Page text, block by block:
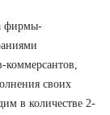
фирмы-
своих
в количестве 2-